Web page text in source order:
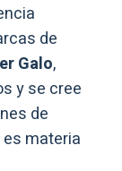
de
Galo,
y se cree
de
materia